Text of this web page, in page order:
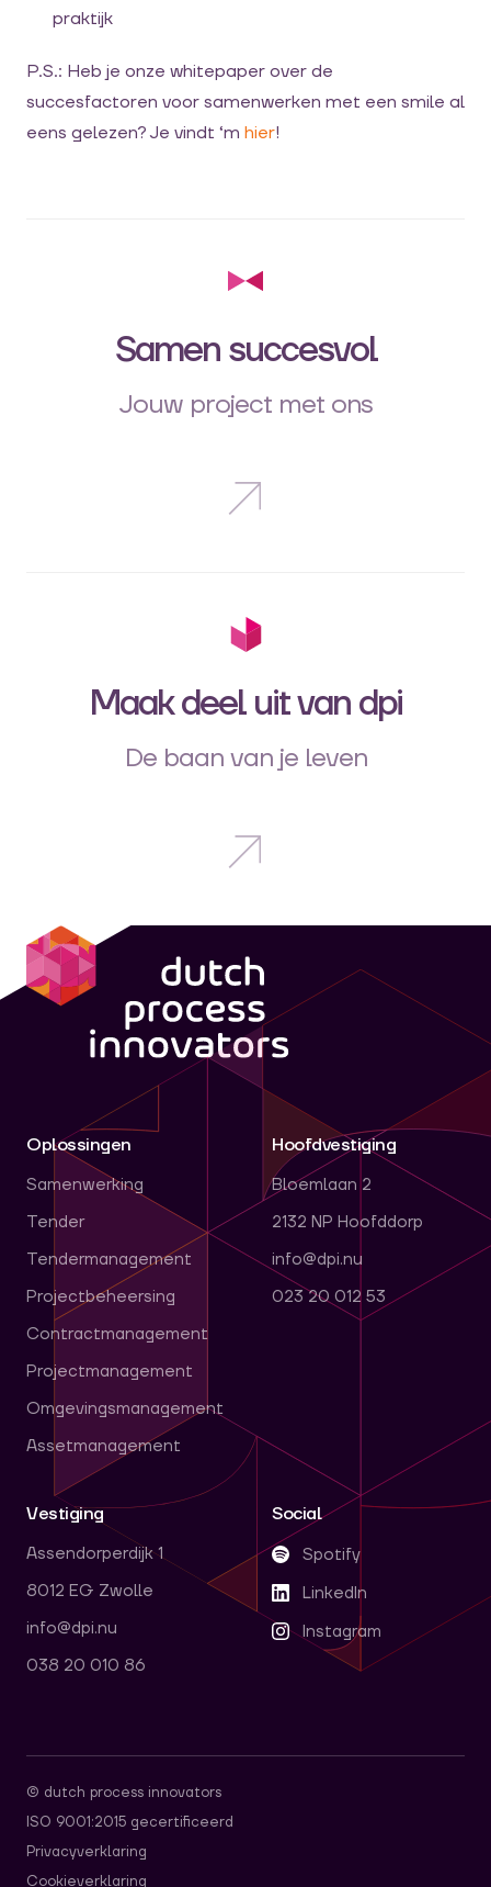
praktijk
P.S.: Heb je onze whitepaper over de
succesfactoren voor samenwerken met een smile al
eens gelezen? Je vindt ‘m hier!
Samen succesvol
Jouw project met ons
Maak deel uit van dpi
De baan van je leven
Oplossingen
Samenwerking
Tender
Tendermanagement
Projectbeheersing
Contractmanagement
Projectmanagement
Omgevingsmanagement
Assetmanagement
Hoofdvestiging
Bloemlaan 2
2132 NP Hoofddorp
info@dpi.nu
023 20 012 53
Vestiging
Assendorperdijk 1
8012 EG Zwolle
info@dpi.nu
038 20 010 86
Social
Spotify
LinkedIn
Instagram
© dutch process innovators
ISO 9001:2015 gecertificeerd
Privacyverklaring
Cookieverklaring